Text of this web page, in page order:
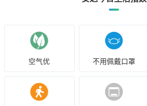
空气优 不用佩戴口罩